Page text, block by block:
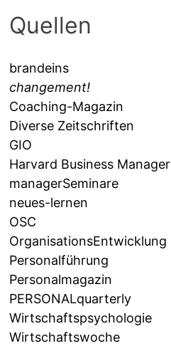
Quellen
brandeins
changement!
Coaching-Magazin
Diverse Zeitschriften
GIO
Harvard Business Manager
managerSeminare
neues-lernen
OSC
OrganisationsEntwicklung
Personalführung
Personalmagazin
PERSONALquarterly
Wirtschaftspsychologie
Wirtschaftswoche